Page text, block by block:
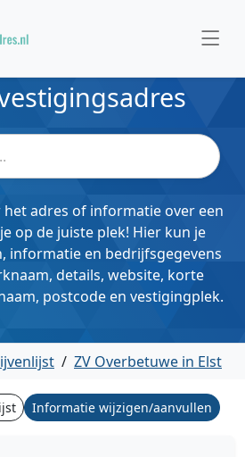
het adres of informatie over een
op de juiste plek! Hier kun je
informatie en bedrijfsgegevens
details, website, korte
postcode en vestigingplek.
/ ZV Overbetuwe in Elst
Informatie wijzigen/aanvullen